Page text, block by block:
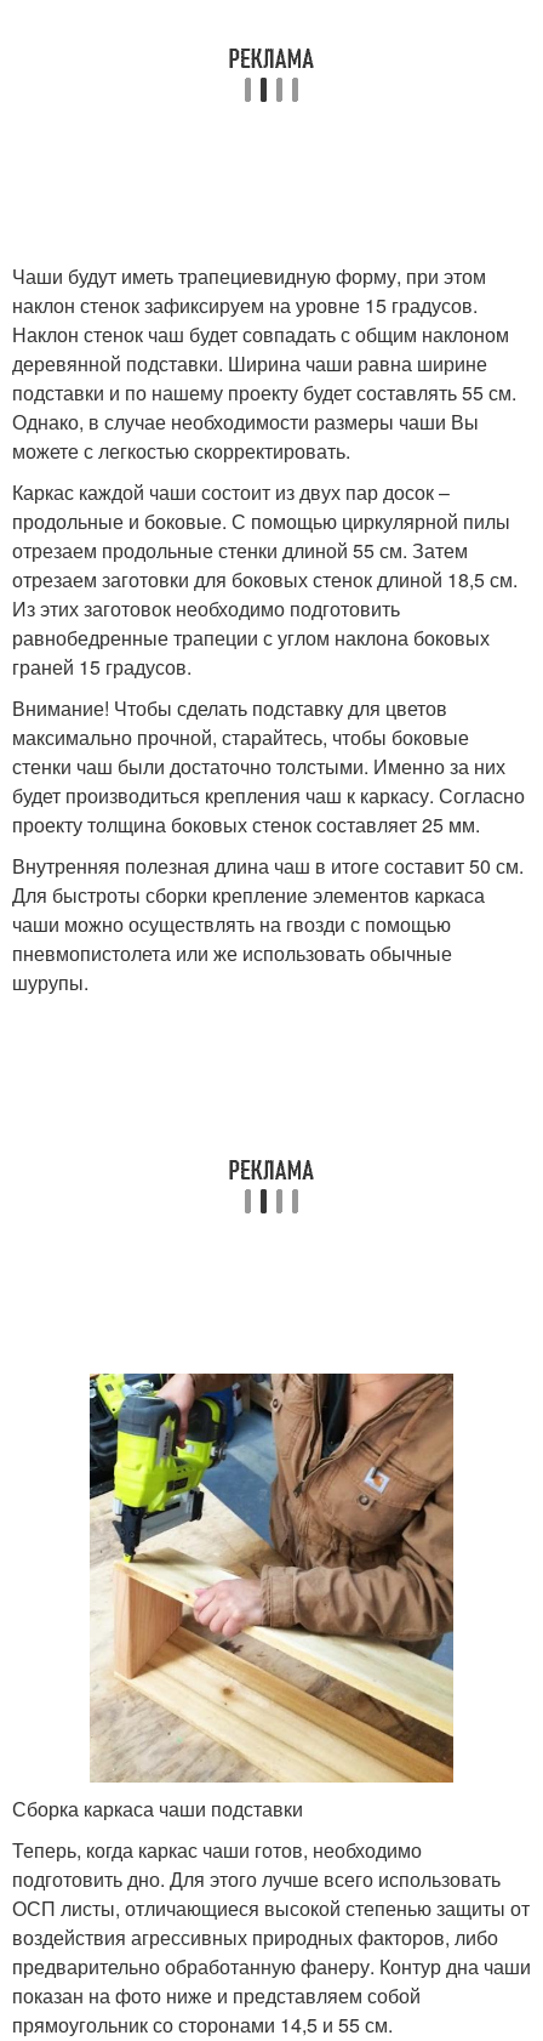
Чаши будут иметь трапециевидную форму, при этом
наклон стенок зафиксируем на уровне 15 градусов.
Наклон стенок чаш будет совпадать с общим наклоном
деревянной подставки. Ширина чаши равна ширине
подставки и по нашему проекту будет составлять 55 см.
Однако, в случае необходимости размеры чаши Вы
можете с легкостью скорректировать.
Каркас каждой чаши состоит из двух пар досок –
продольные и боковые. С помощью циркулярной пилы
отрезаем продольные стенки длиной 55 см. Затем
отрезаем заготовки для боковых стенок длиной 18,5 см.
Из этих заготовок необходимо подготовить
равнобедренные трапеции с углом наклона боковых
граней 15 градусов.
Внимание! Чтобы сделать подставку для цветов
максимально прочной, старайтесь, чтобы боковые
стенки чаш были достаточно толстыми. Именно за них
будет производиться крепления чаш к каркасу. Согласно
проекту толщина боковых стенок составляет 25 мм.
Внутренняя полезная длина чаш в итоге составит 50 см.
Для быстроты сборки крепление элементов каркаса
чаши можно осуществлять на гвозди с помощью
пневмопистолета или же использовать обычные
шурупы.
Сборка каркаса чаши подставки
Теперь, когда каркас чаши готов, необходимо
подготовить дно. Для этого лучше всего использовать
ОСП листы, отличающиеся высокой степенью защиты от
воздействия агрессивных природных факторов, либо
предварительно обработанную фанеру. Контур дна чаши
показан на фото ниже и представляем собой
прямоугольник со сторонами 14,5 и 55 см.